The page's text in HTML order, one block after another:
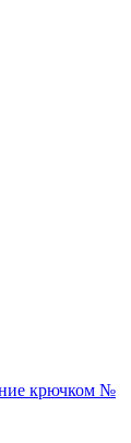
крючком №